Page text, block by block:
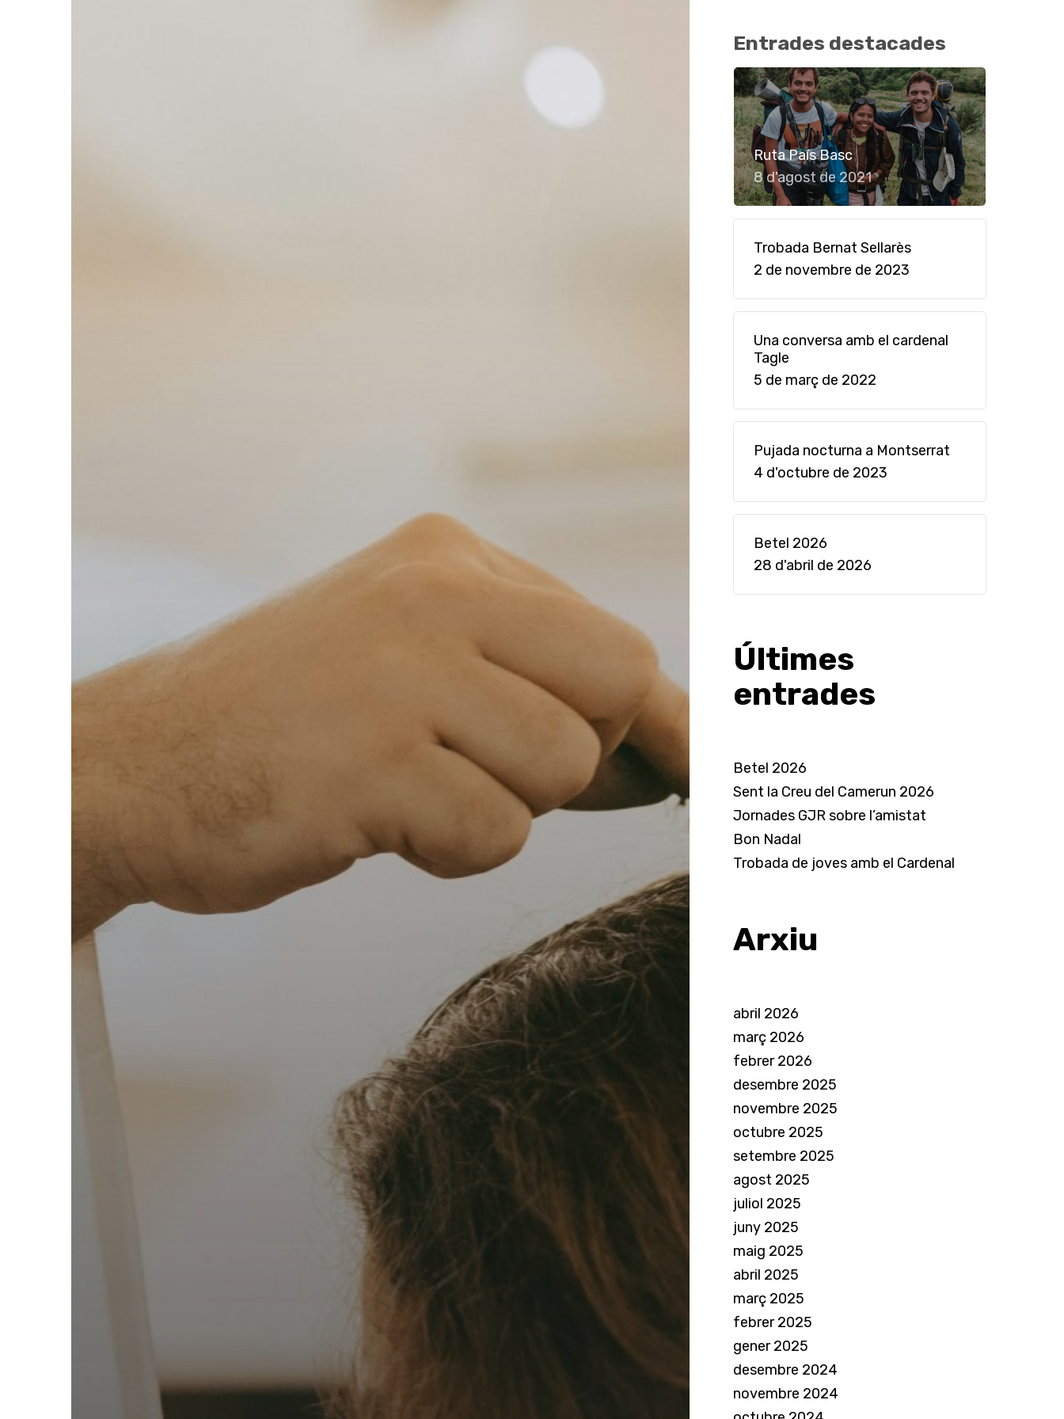
Entrades destacades
Ruta País Basc
8 d'agost de 2021
Trobada Bernat Sellarès
2 de novembre de 2023
Una conversa amb el cardenal
Tagle
5 de març de 2022
Pujada nocturna a Montserrat
4 d'octubre de 2023
Betel 2026
28 d'abril de 2026
Últimes
entrades
Betel 2026
Sent la Creu del Camerun 2026
Jornades GJR sobre l’amistat
Bon Nadal
Trobada de joves amb el Cardenal
Arxiu
abril 2026
març 2026
febrer 2026
desembre 2025
novembre 2025
octubre 2025
setembre 2025
agost 2025
juliol 2025
juny 2025
maig 2025
abril 2025
març 2025
febrer 2025
gener 2025
desembre 2024
novembre 2024